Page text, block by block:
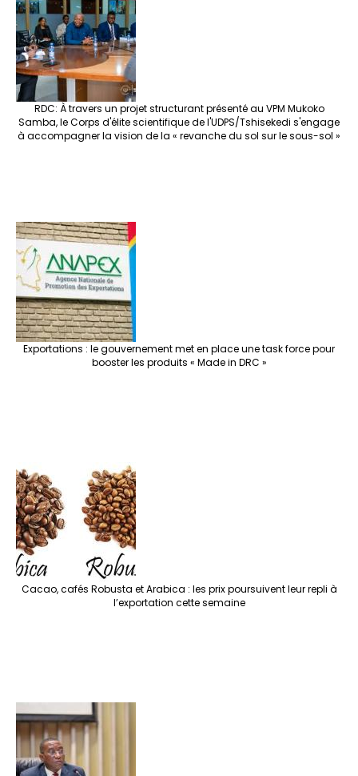
RDC: À travers un projet structurant présenté au VPM Mukoko
Samba, le Corps d'élite scientifique de l'UDPS/Tshisekedi s'engage
à accompagner la vision de la « revanche du sol sur le sous-sol »
Exportations : le gouvernement met en place une task force pour
booster les produits « Made in DRC »
Cacao, cafés Robusta et Arabica : les prix poursuivent leur repli à
l’exportation cette semaine